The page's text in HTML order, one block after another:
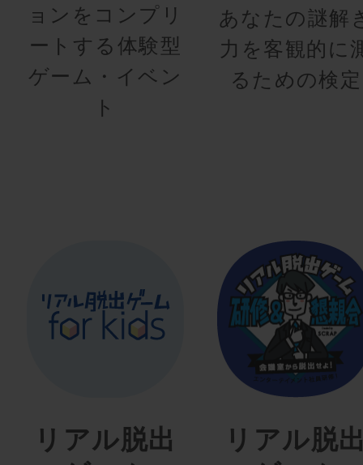
ョンをコンプリ
ートする体験型
ゲーム・イベン
ト
あなたの謎解
力を客観的に
るための検定
リアル脱出
リアル脱